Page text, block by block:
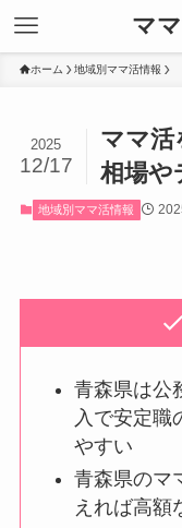
マ
ホーム 地域別ママ活情報
ママ活
相場や
2025
12/17
地域別ママ活情報
青森県は公
入で安定職
やすい
青森県のマ
えれば高額